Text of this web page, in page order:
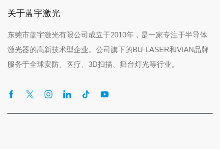
关于蓝宇激光
东莞市蓝宇激光有限公司成立于2010年，是一家专注于半导体
激光器的高新技术型企业。公司旗下的BU-LASER和VIAN品牌
服务于全球安防、医疗、3D扫描、舞台灯光等行业。